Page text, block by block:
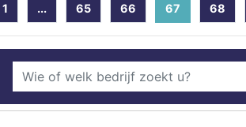
1 ... 65 66 67 (current)
68